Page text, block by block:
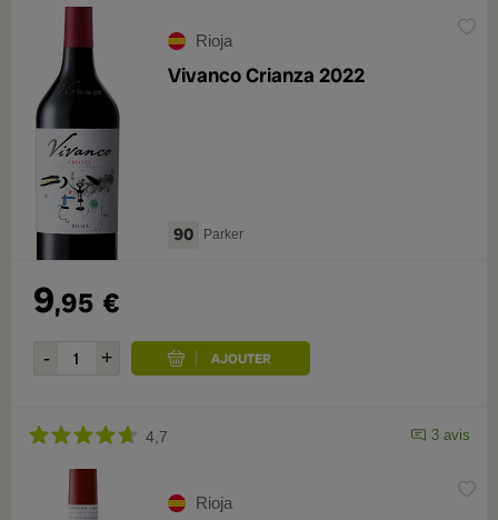
Rioja
Vivanco Crianza 2022
90 Parker
9,95 €
4,7 3 avis
Rioja